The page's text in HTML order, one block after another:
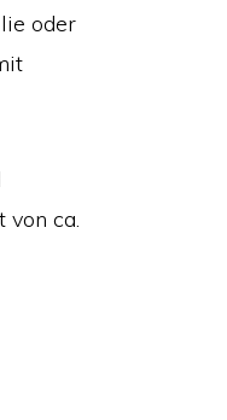
oder
von ca.